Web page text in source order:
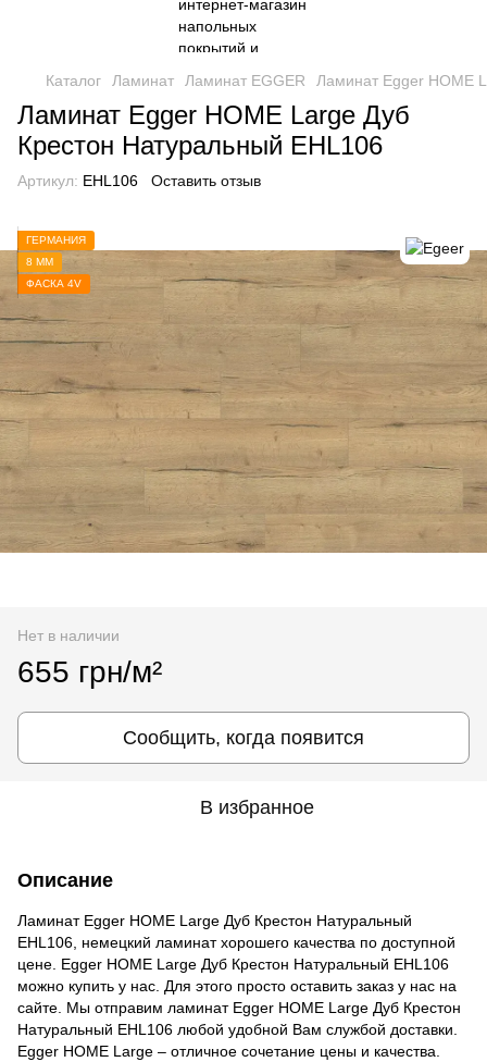
Каталог Ламинат Ламинат EGGER Ламинат Egger HOME
Ламинат Egger HOME Large Дуб
Крестон Натуральный EHL106
Артикул: EHL106 Оставить отзыв
ГЕРМАНИЯ
8 ММ
ФАСКА 4V
Нет в наличии
655 грн/м²
Сообщить, когда появится
В избранное
Описание
Ламинат Egger HOME Large Дуб Крестон Натуральный
EHL106, немецкий ламинат хорошего качества по доступной
цене. Egger HOME Large Дуб Крестон Натуральный EHL106
можно купить у нас. Для этого просто оставить заказ у нас на
сайте. Мы отправим ламинат Egger HOME Large Дуб Крестон
Натуральный EHL106 любой удобной Вам службой доставки.
Egger HOME Large – отличное сочетание цены и качества.